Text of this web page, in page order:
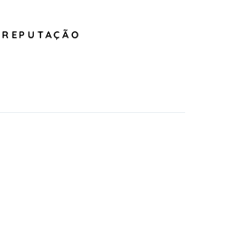
REPUTAÇÃO